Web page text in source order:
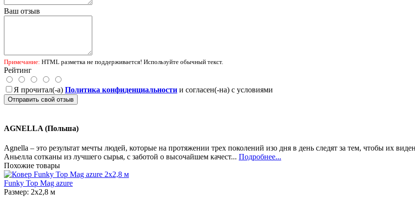
Ваш отзыв
Примечание: HTML разметка не поддерживается! Используйте обычный текст.
Рейтинг
Я прочитал(-а) Политика конфиденциальности и согласен(-на) с условиями
Отправить свой отзыв
AGNELLA (Польша)
Agnella – это результат мечты людей, которые на протяжении трех поколений изо дня в день следят за тем, чтобы их
Аньелла сотканы из лучшего сырья, с заботой о высочайшем качест... Подробнее...
Похожие товары
Funky Top Mag azure
Размер: 2x2,8 м